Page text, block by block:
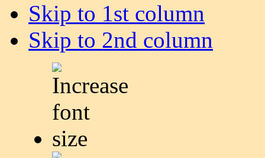
Skip to 1st column
Skip to 2nd column